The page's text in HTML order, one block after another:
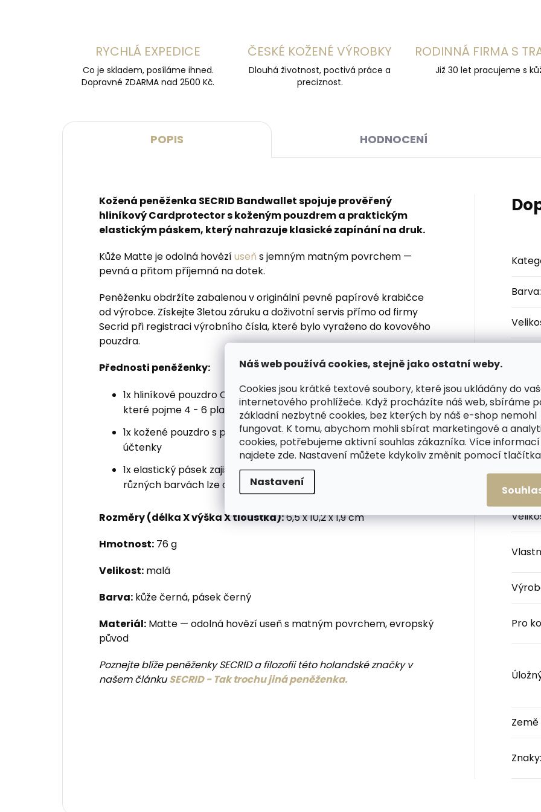
Náš web používá cookies, stejně jako ostatní weby.
Cookies jsou krátké textové soubory, které jsou ukládány do
internetového prohlížeče. Když procházíte náš web, sbíráme
základní nezbytné cookies, bez kterých by náš e-shop nemohl
fungovat. K tomu, abychom mohli sbírat marketingové a
cookies, potřebujeme aktivní souhlas zákazníka. Více informací
najdete zde. Nastavení můžete kdykoliv změnit pomocí
Nastavení
RYCHLÁ EXPEDICE
Co je skladem, posíláme ihned.
Dopravné ZDARMA nad 2500 Kč.
ČESKÉ KOŽENÉ VÝROBKY
Dlouhá životnost, poctivá práce a
preciznost.
RODINNÁ FIRMA S
Již 30 let pracujeme s
POPIS HODNOCENÍ
Kožená peněženka SECRID Bandwallet spojuje prověřený
hliníkový Cardprotector s koženým pouzdrem a praktickým
elastickým páskem, který nahrazuje klasické zapínání na druk.
Kůže Matte je odolná hovězíuseň s jemným matným povrchem —
pevná a přitom příjemná na dotek.
Peněženku obdržíte zabalenou v originální pevné papírové krabičce
od výrobce. Získejte 3letou záruku a doživotní servis přímo od firmy
Secrid při registraci výrobního čísla, které bylo vyraženo do kovového
pouzdra.
Přednosti peněženky:
1x hliníkové pouzdro Cardprotector s vysouvacím mechanismem,
které pojme 4 - 6 platebních karet
1x kožené pouzdro s prostorem pro až 6 dalších karet, bankovky a
účtenky
1x elastický pásek zajišťující peněženku — elastický pásek v
různých barvách lze dokoupit samostatně
Rozměry (délka X výška X tloušťka):6,5 x 10,2 x 1,9 cm
Hmotnost: 76 g
Velikost: malá
Barva: kůže černá, pásek černý
Materiál: Matte — odolná hovězí useň s matným povrchem, evropský
původ
Poznejte blíže peněženky SECRID a filozofii této holandské značky v
našem článkuSECRID - Tak trochu jiná peněženka.
Barva:
Pro
Znaky: